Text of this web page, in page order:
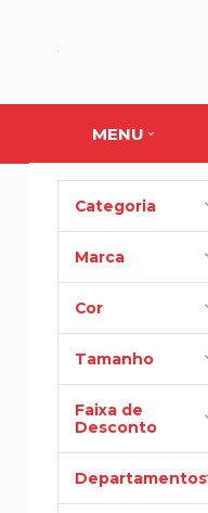
MENU
Categoria
Marca
Cor
Tamanho
Faixa de
Desconto
Departamentos